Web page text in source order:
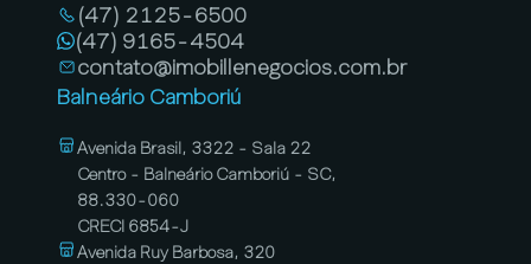
(47) 2125-6500
(47) 9165-4504
contato@imobillenegocios.com.br
Balneário Camboriú
Avenida Brasil, 3322 - Sala 22
Centro - Balneário Camboriú - SC,
88.330-060
CRECI 6854-J
Avenida Ruy Barbosa, 320